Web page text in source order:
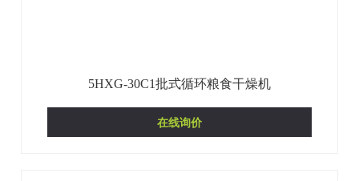
5HXG-30C1批式循环粮食干燥机
在线询价